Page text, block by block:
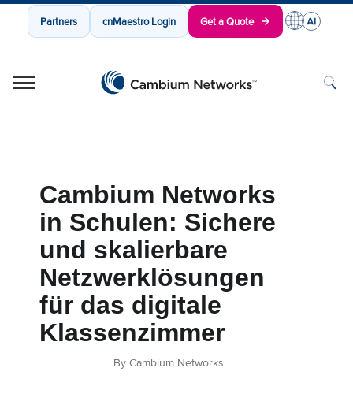
Partners cnMaestro Login Get a Quote
Cambium Networks
in Schulen: Sichere
und skalierbare
Netzwerklösungen
für das digitale
Klassenzimmer
By Cambium Networks